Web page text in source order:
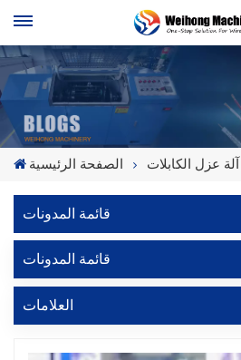
الصفحة الرئيسية آلة عزل الكابلات
قائمة المدونات
قائمة المدونات
العلامات